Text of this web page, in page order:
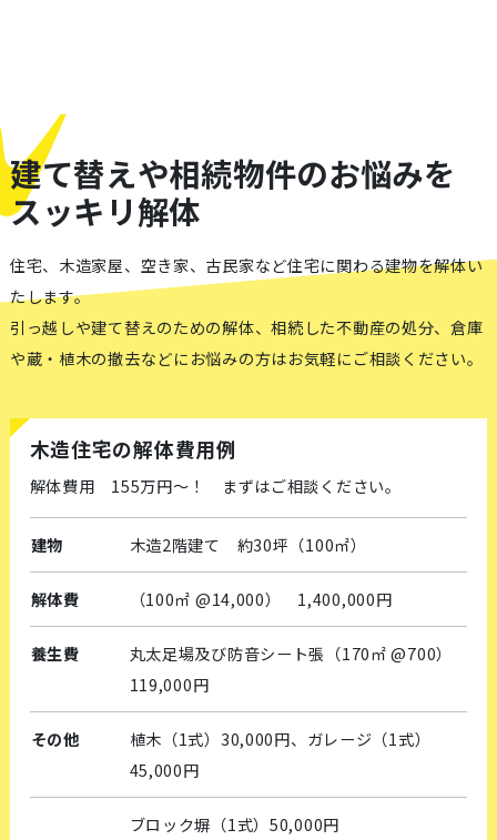
建て替えや相続物件のお悩みを
スッキリ解体
住宅、木造家屋、空き家、古⺠家など住宅に関わる建物を解体い
たします。
引っ越しや建て替えのための解体、相続した不動産の処分、倉庫
や蔵・植木の撤去などにお悩みの方はお気軽にご相談ください。
木造住宅の解体費用例
解体費用 155万円〜！ まずはご相談ください。
建物 木造2階建て 約30坪（100㎡）
解体費 （100㎡ @14,000） 1,400,000円
養生費
丸太足場及び防音シート張（170㎡ @700）
119,000円
その他
植木（1式）30,000円、ガレージ（1式）
45,000円
ブロック塀（1式）50,000円